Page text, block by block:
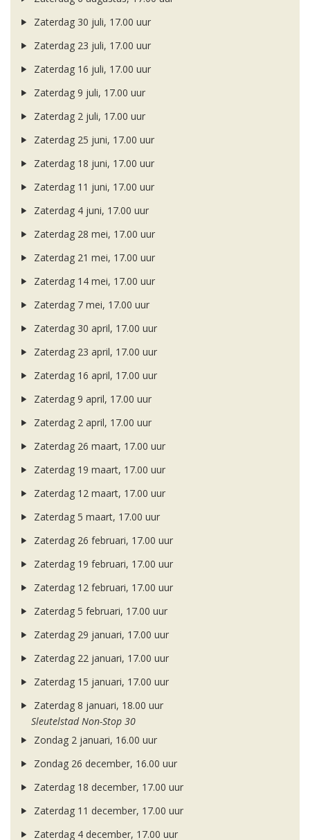
Zaterdag 30 juli, 17.00 uur
Zaterdag 23 juli, 17.00 uur
Zaterdag 16 juli, 17.00 uur
Zaterdag 9 juli, 17.00 uur
Zaterdag 2 juli, 17.00 uur
Zaterdag 25 juni, 17.00 uur
Zaterdag 18 juni, 17.00 uur
Zaterdag 11 juni, 17.00 uur
Zaterdag 4 juni, 17.00 uur
Zaterdag 28 mei, 17.00 uur
Zaterdag 21 mei, 17.00 uur
Zaterdag 14 mei, 17.00 uur
Zaterdag 7 mei, 17.00 uur
Zaterdag 30 april, 17.00 uur
Zaterdag 23 april, 17.00 uur
Zaterdag 16 april, 17.00 uur
Zaterdag 9 april, 17.00 uur
Zaterdag 2 april, 17.00 uur
Zaterdag 26 maart, 17.00 uur
Zaterdag 19 maart, 17.00 uur
Zaterdag 12 maart, 17.00 uur
Zaterdag 5 maart, 17.00 uur
Zaterdag 26 februari, 17.00 uur
Zaterdag 19 februari, 17.00 uur
Zaterdag 12 februari, 17.00 uur
Zaterdag 5 februari, 17.00 uur
Zaterdag 29 januari, 17.00 uur
Zaterdag 22 januari, 17.00 uur
Zaterdag 15 januari, 17.00 uur
Zaterdag 8 januari, 18.00 uur
Sleutelstad Non-Stop 30
Zondag 2 januari, 16.00 uur
Zondag 26 december, 16.00 uur
Zaterdag 18 december, 17.00 uur
Zaterdag 11 december, 17.00 uur
Zaterdag 4 december, 17.00 uur